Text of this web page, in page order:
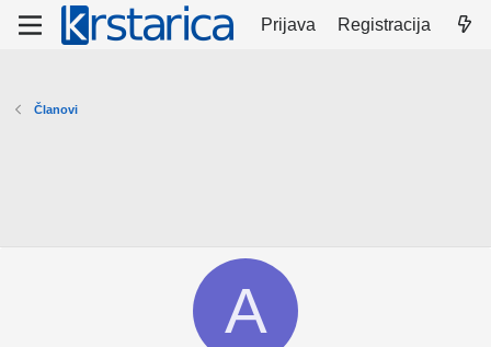
Prijava Registracija
Članovi
A